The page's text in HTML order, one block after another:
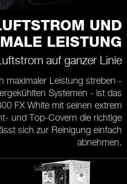
UND
LEISTUNG
auf ganzer Linie
maximaler Leistung streben -
Systemen - ist das
FX White mit seinen extrem
und Top-Covern die richtige
sich zur Reinigung einfach
abnehmen.